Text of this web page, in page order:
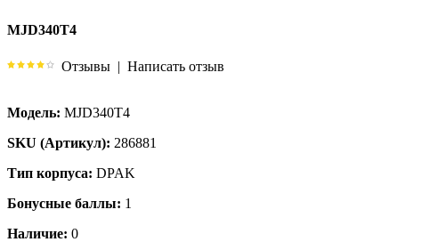
MJD340T4
Отзывы | Написать отзыв
Модель: MJD340T4
SKU (Артикул): 286881
Тип корпуса: DPAK
Бонусные баллы: 1
Наличие: 0